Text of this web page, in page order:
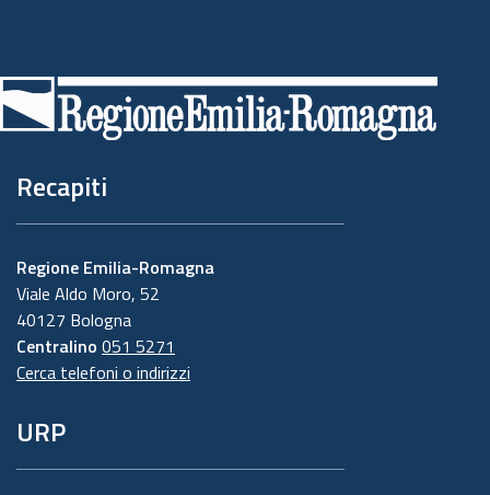
di
pagina
Recapiti
Regione Emilia-Romagna
Viale Aldo Moro, 52
40127 Bologna
Centralino 051 5271
Cerca telefoni o indirizzi
URP